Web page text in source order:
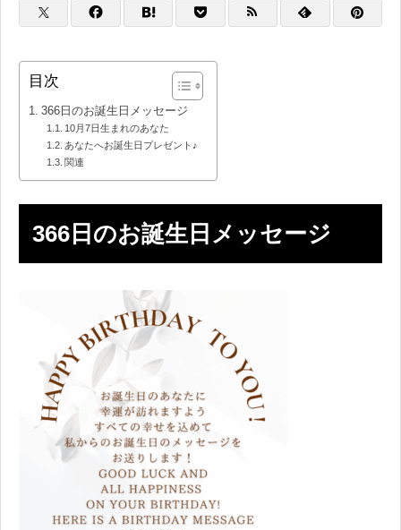
目次
366日のお誕生日メッセージ
10月7日生まれのあなた
あなたへお誕生日プレゼント♪
関連
366日のお誕生日メッセージ